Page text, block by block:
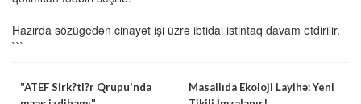
Hazırda sözügedən cinayət işi üzrə ibtidai istintaq davam etdirilir.
```
"ATEF Sirk?tl?r Qrupu'nda
Masallıda Ekoloji Layihə: Yeni